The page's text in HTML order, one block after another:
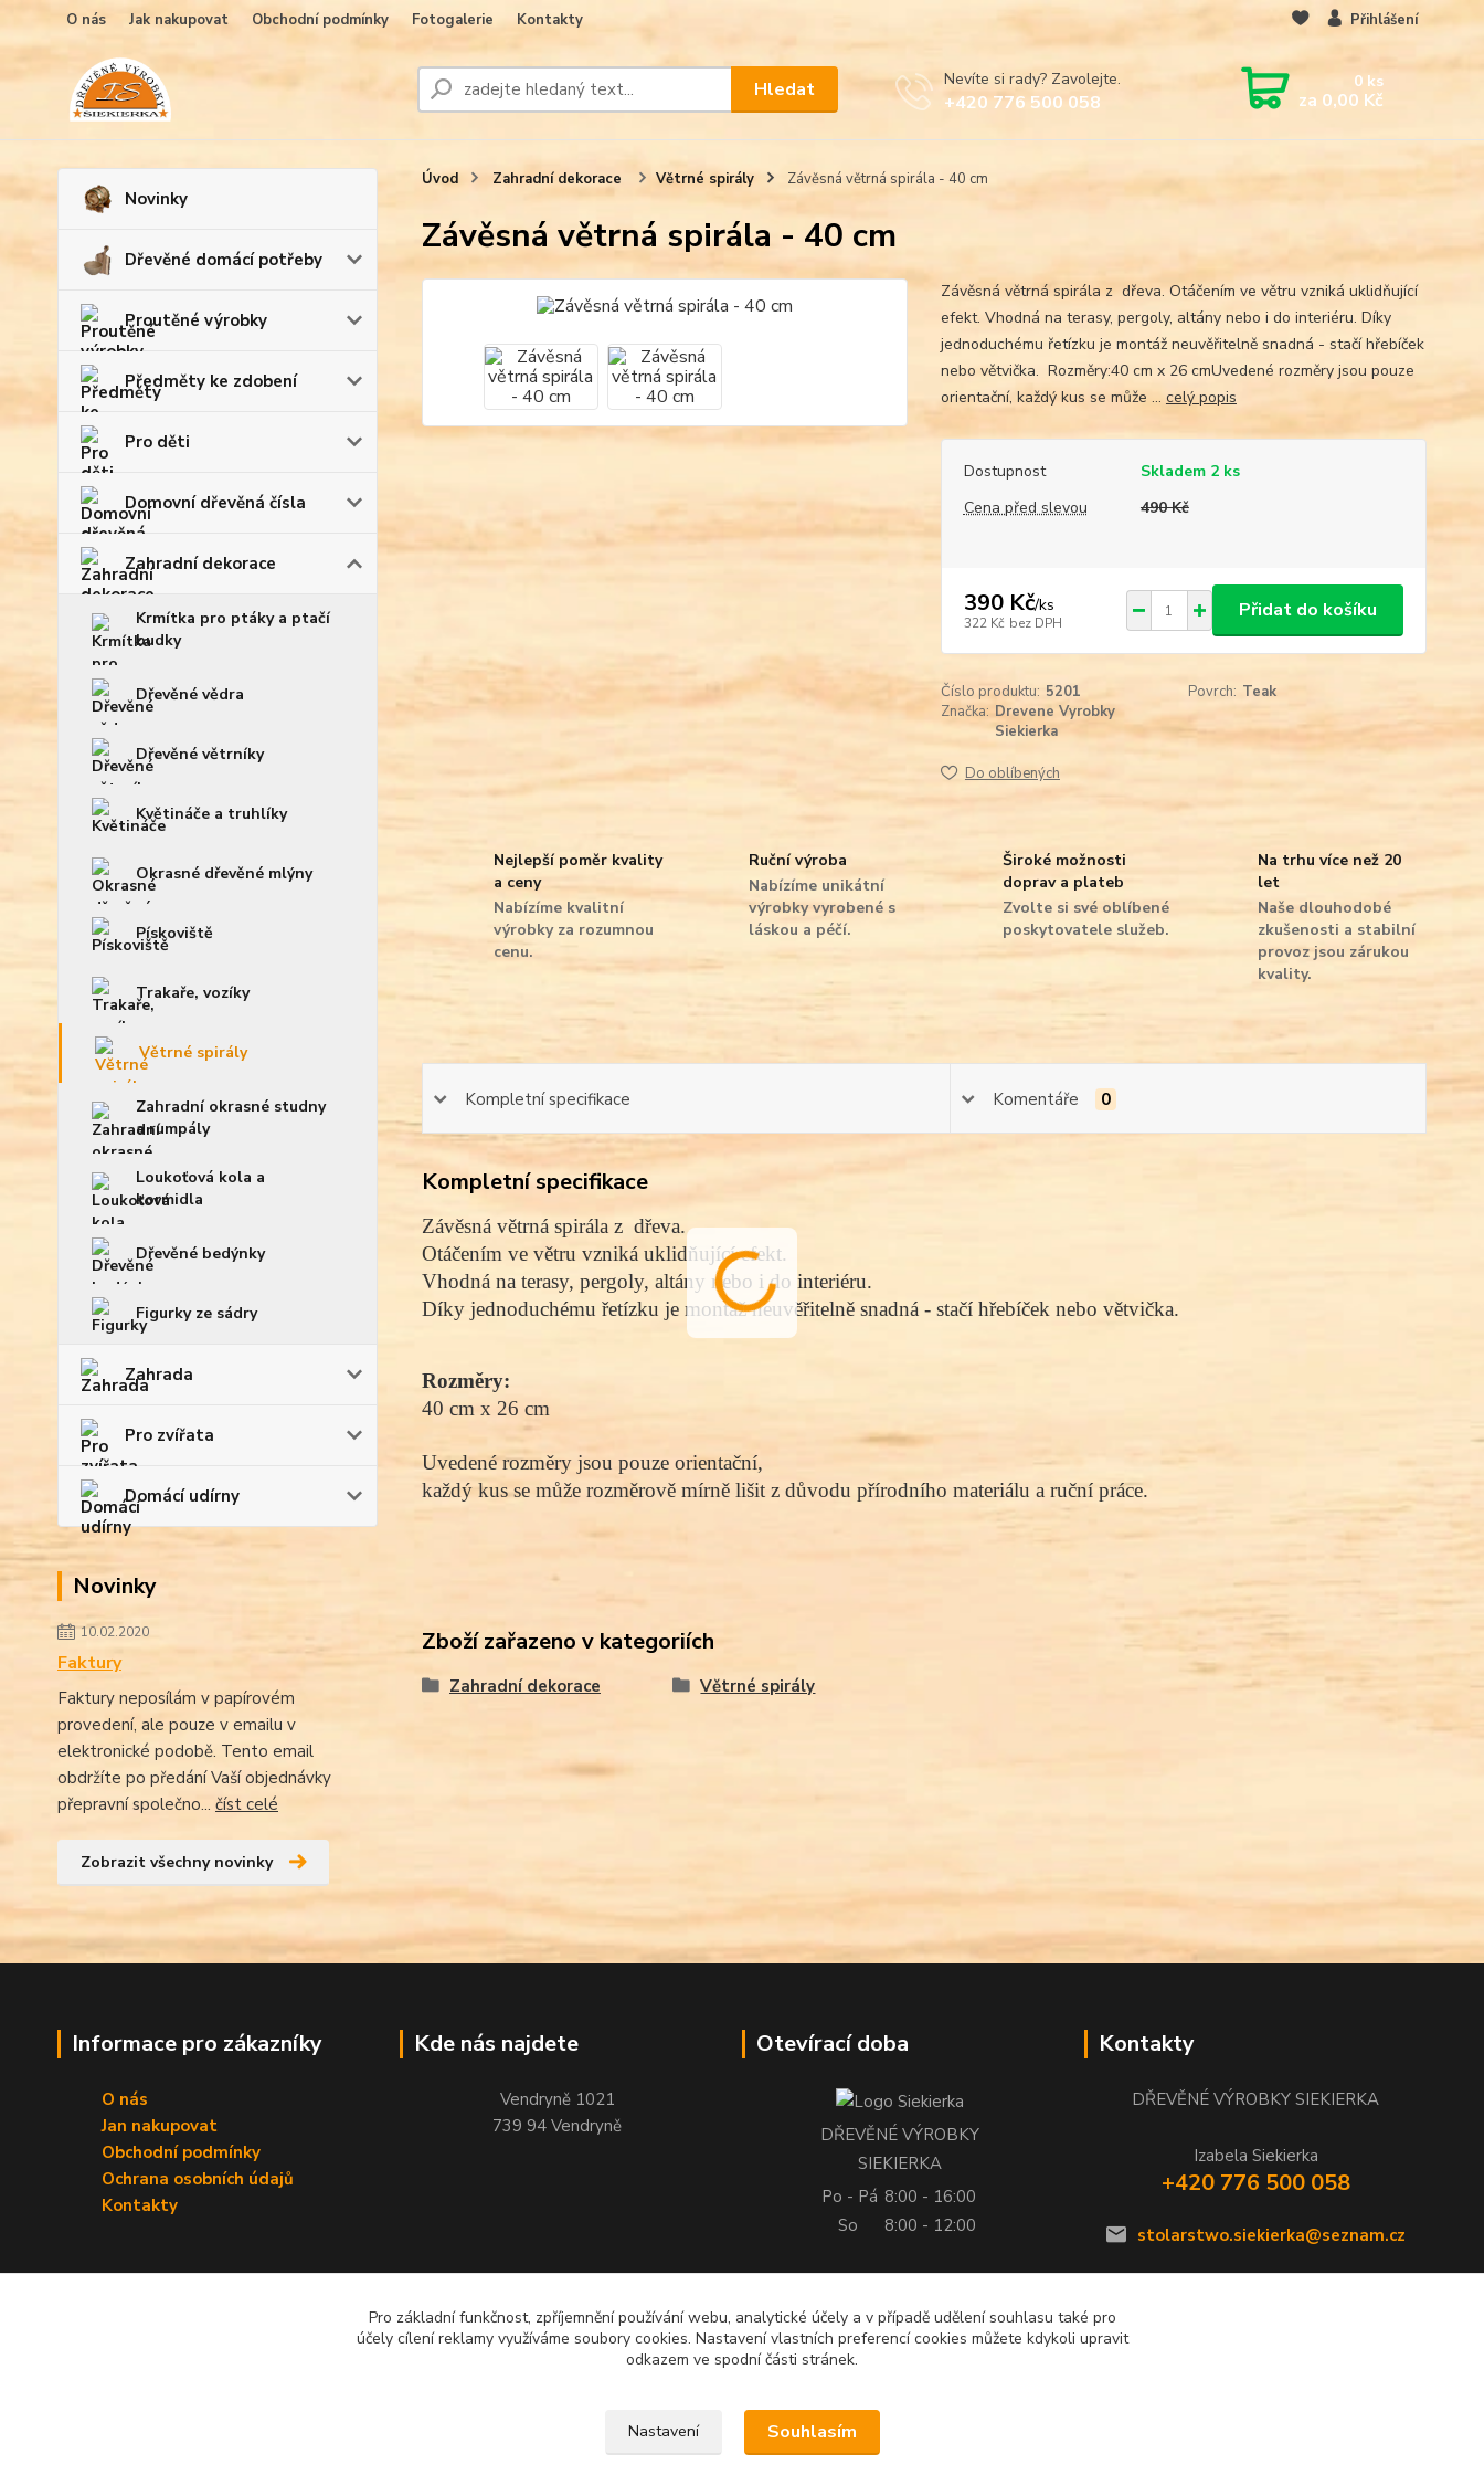
O nás Jak nakupovat Obchodní podmínky Fotogalerie Kontakty Přihlášení
Hledat Nevíte si rady? Zavolejte.
+420 776 500 058
0 ks
za 0,00 Kč
Novinky
Dřevěné domácí potřeby
Proutěné výrobky
Předměty ke zdobení
Pro děti
Domovní dřevěná čísla
Zahradní dekorace
Krmítka pro ptáky a ptačí
budky
Dřevěné vědra
Dřevěné větrníky
Květináče a truhlíky
Okrasné dřevěné mlýny
Pískoviště
Trakaře, vozíky
Větrné spirály
Zahradní okrasné studny
a rumpály
Loukoťová kola a
kormidla
Dřevěné bedýnky
Figurky ze sádry
Zahrada
Pro zvířata
Domácí udírny
Novinky
10.02.2020
Faktury
Faktury neposílám v papírovém
provedení, ale pouze v emailu v
elektronické podobě. Tento email
obdržíte po předání Vaší objednávky
přepravní společno... číst celé
Zobrazit všechny novinky
Úvod Zahradní dekorace Větrné spirály Závěsná větrná spirála - 40 cm
Závěsná větrná spirála - 40 cm
Závěsná větrná spirála z dřeva. Otáčením ve větru vzniká uklidňující
efekt. Vhodná na terasy, pergoly, altány nebo i do interiéru. Díky
jednoduchému řetízku je montáž neuvěřitelně snadná - stačí hřebíček
nebo větvička. Rozměry:40 cm x 26 cmUvedené rozměry jsou pouze
orientační, každý kus se může ... celý popis
Dostupnost
Skladem 2 ks
Cena před slevou
490 Kč
390 Kč/ks
322 Kč bez DPH
Přidat do košíku
Číslo produktu: 5201 Povrch: Teak
Značka: Drevene Vyrobky
Siekierka
Do oblíbených
Nejlepší poměr kvality
a ceny
Nabízíme kvalitní
výrobky za rozumnou
cenu.
Ruční výroba
Nabízíme unikátní
výrobky vyrobené s
láskou a péčí.
Široké možnosti
doprav a plateb
Zvolte si své oblíbené
poskytovatele služeb.
Na trhu více než 20
let
Naše dlouhodobé
zkušenosti a stabilní
provoz jsou zárukou
kvality.
Kompletní specifikace Komentáře 0
Kompletní specifikace
Závěsná větrná spirála z dřeva.
Otáčením ve větru vzniká uklidňující efekt.
Vhodná na terasy, pergoly, altány nebo i do interiéru.
Díky jednoduchému řetízku je montáž neuvěřitelně snadná - stačí hřebíček nebo větvička.
Rozměry:
40 cm x 26 cm
Uvedené rozměry jsou pouze orientační,
každý kus se může rozměrově mírně lišit z důvodu přírodního materiálu a ruční práce.
Zboží zařazeno v kategoriích
Zahradní dekorace Větrné spirály
Informace pro zákazníky
O nás
Jan nakupovat
Obchodní podmínky
Ochrana osobních údajů
Kontakty
Kde nás najdete
Vendryně 1021
739 94 Vendryně
Otevírací doba
DŘEVĚNÉ VÝROBKY
SIEKIERKA
Po - Pá 8:00 - 16:00
So
8:00 - 12:00
Kontakty
DŘEVĚNÉ VÝROBKY SIEKIERKA
Izabela Siekierka
+420 776 500 058
stolarstwo.siekierka@seznam.cz
Pro základní funkčnost, zpříjemnění používání webu, analytické účely a v případě udělení souhlasu také pro
účely cílení reklamy využíváme soubory cookies. Nastavení vlastních preferencí cookies můžete kdykoli upravit
odkazem ve spodní části stránek.
Nastavení Souhlasím